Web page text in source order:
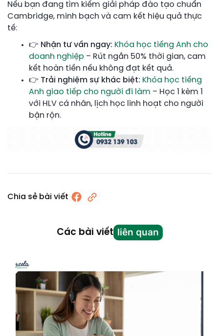
Nếu bạn đang tìm kiếm giải pháp đào tạo chuẩn
Cambridge, minh bạch và cam kết hiệu quả thực
tế:
👉 Nhận tư vấn ngay: Khóa học tiếng Anh cho
doanh nghiệp – Rút ngắn 50% thời gian, cam
kết hoàn tiền nếu không đạt kết quả.
👉 Trải nghiệm sự khác biệt: Khóa học tiếng
Anh giao tiếp cho người đi làm – Học 1 kèm 1
với HLV cá nhân, lịch học linh hoạt cho người
bận rộn.
Chia sẻ bài viết
Các bài viết liên quan